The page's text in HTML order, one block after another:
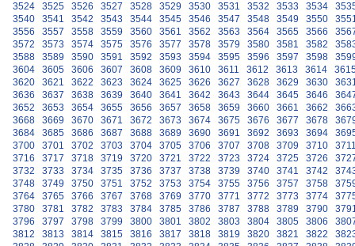
3524
3525 3526 3527 3528 3529 3530 3531 3532 3533 3534
3540
3541 3542 3543 3544 3545 3546 3547 3548 3549 3550
3556
3557 3558 3559 3560 3561 3562 3563 3564 3565 3566
3572
3573 3574 3575 3576 3577 3578 3579 3580 3581 3582
3588
3589 3590 3591 3592 3593 3594 3595 3596 3597 3598
3604
3605 3606 3607 3608 3609 3610 3611 3612 3613 3614
3620
3621 3622 3623 3624 3625 3626 3627 3628 3629 3630
3636
3637 3638 3639 3640 3641 3642 3643 3644 3645 3646
3652
3653 3654 3655 3656 3657 3658 3659 3660 3661 3662
3668
3669 3670 3671 3672 3673 3674 3675 3676 3677 3678
3684
3685 3686 3687 3688 3689 3690 3691 3692 3693 3694
3700
3701 3702 3703 3704 3705 3706 3707 3708 3709 3710
3716
3717 3718 3719 3720 3721 3722 3723 3724 3725 3726
3732
3733 3734 3735 3736 3737 3738 3739 3740 3741 3742
3748
3749 3750 3751 3752 3753 3754 3755 3756 3757 3758
3764
3765 3766 3767 3768 3769 3770 3771 3772 3773 3774
3780
3781 3782 3783 3784 3785 3786 3787 3788 3789 3790
3796
3797 3798 3799 3800 3801 3802 3803 3804 3805 3806
3812
3813 3814 3815 3816 3817 3818 3819 3820 3821 3822